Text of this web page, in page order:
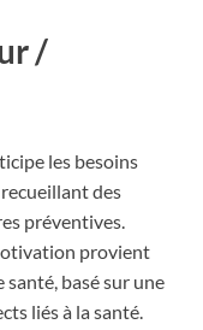
/
les besoins
des
préventives.
provient
basé sur une
liés à la santé.